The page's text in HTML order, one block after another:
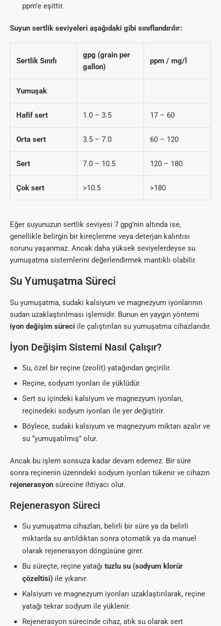
ppm’e eşittir.
Suyun sertlik seviyeleri aşağıdaki gibi sınıflandırılır:
Sertlik Sınıfı
gpg (grain per
gallon)
ppm / mg/l
Yumuşak
Hafif sert 1.0 – 3.5 17 – 60
Orta sert 3.5 – 7.0 60 – 120
Sert 7.0 – 10.5 120 – 180
Çok sert >10.5 >180
Eğer suyunuzun sertlik seviyesi 7 gpg’nin altında ise,
genellikle belirgin bir kireçlenme veya deterjan kalıntısı
sorunu yaşanmaz. Ancak daha yüksek seviyelerdeyse su
yumuşatma sistemlerini değerlendirmek mantıklı olabilir.
Su Yumuşatma Süreci
Su yumuşatma, sudaki kalsiyum ve magnezyum iyonlarının
sudan uzaklaştırılması işlemidir. Bunun en yaygın yöntemi
iyon değişim süreci ile çalıştırılan su yumuşatma cihazlarıdır.
İyon Değişim Sistemi Nasıl Çalışır?
Su, özel bir reçine (zeolit) yatağından geçirilir.
Reçine, sodyum iyonları ile yüklüdür.
Sert su içindeki kalsiyum ve magnezyum iyonları,
reçinedeki sodyum iyonları ile yer değiştirir.
Böylece, sudaki kalsiyum ve magnezyum miktarı azalır ve
su “yumuşatılmış” olur.
Ancak bu işlem sonsuza kadar devam edemez. Bir süre
sonra reçinenin üzerindeki sodyum iyonları tükenir ve cihazın
rejenerasyon sürecine ihtiyacı olur.
Rejenerasyon Süreci
Su yumuşatma cihazları, belirli bir süre ya da belirli
miktarda su arıtıldıktan sonra otomatik ya da manuel
olarak rejenerasyon döngüsüne girer.
Bu süreçte, reçine yatağı tuzlu su (sodyum klorür
çözeltisi) ile yıkanır.
Kalsiyum ve magnezyum iyonları uzaklaştırılarak, reçine
yatağı tekrar sodyum ile yüklenir.
Rejenerasyon sürecinde cihaz, atık su olarak sert